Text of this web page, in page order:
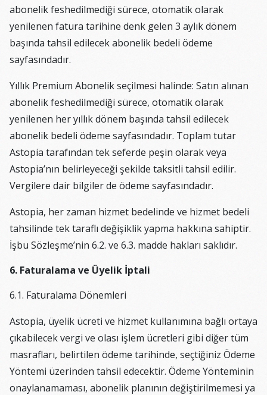
abonelik feshedilmediği sürece, otomatik olarak
yenilenen fatura tarihine denk gelen 3 aylık dönem
başında tahsil edilecek abonelik bedeli ödeme
sayfasındadır.
Yıllık Premium Abonelik seçilmesi halinde: Satın alınan
abonelik feshedilmediği sürece, otomatik olarak
yenilenen her yıllık dönem başında tahsil edilecek
abonelik bedeli ödeme sayfasındadır. Toplam tutar
Astopia tarafından tek seferde peşin olarak veya
Astopia’nın belirleyeceği şekilde taksitli tahsil edilir.
Vergilere dair bilgiler de ödeme sayfasındadır.
Astopia, her zaman hizmet bedelinde ve hizmet bedeli
tahsilinde tek taraflı değişiklik yapma hakkına sahiptir.
İşbu Sözleşme’nin 6.2. ve 6.3. madde hakları saklıdır.
6. Faturalama ve Üyelik İptali
6.1. Faturalama Dönemleri
Astopia, üyelik ücreti ve hizmet kullanımına bağlı ortaya
çıkabilecek vergi ve olası işlem ücretleri gibi diğer tüm
masrafları, belirtilen ödeme tarihinde, seçtiğiniz Ödeme
Yöntemi üzerinden tahsil edecektir. Ödeme Yönteminin
onaylanamaması, abonelik planının değiştirilmemesi ya